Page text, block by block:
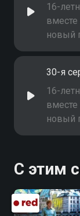
жизни!
16-
новый
жизни!
30-я
16-
новый
жизни!
С этим